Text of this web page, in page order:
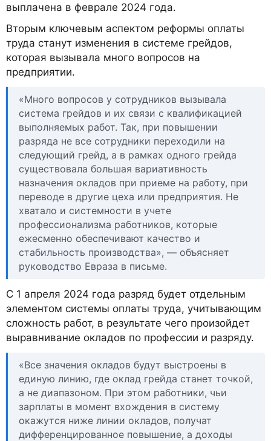
выплачена в феврале 2024 года.
Вторым ключевым аспектом реформы оплаты
труда станут изменения в системе грейдов,
которая вызывала много вопросов на
предприятии.
«Много вопросов у сотрудников вызывала
система грейдов и их связи с квалификацией
выполняемых работ. Так, при повышении
разряда не все сотрудники переходили на
следующий грейд, а в рамках одного грейда
существовала большая вариативность
назначения окладов при приеме на работу, при
переводе в другие цеха или предприятия. Не
хватало и системности в учете
профессионализма работников, которые
ежесменно обеспечивают качество и
стабильность производства», — объясняет
руководство Евраза в письме.
С 1 апреля 2024 года разряд будет отдельным
элементом системы оплаты труда, учитывающим
сложность работ, в результате чего произойдет
выравнивание окладов по профессии и разряду.
«Все значения окладов будут выстроены в
единую линию, где оклад грейда станет точкой,
а не диапазоном. При этом работники, чьи
зарплаты в момент вхождения в систему
окажутся ниже линии окладов, получат
дифференцированное повышение, а доходы